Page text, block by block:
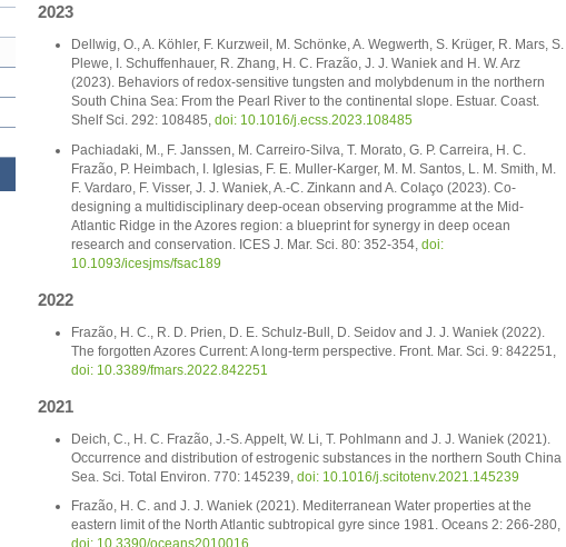
2023
Dellwig, O., A. Köhler, F. Kurzweil, M. Schönke, A. Wegwerth, S. Krüger, R. Mars, S.
Plewe, I. Schuffenhauer, R. Zhang, H. C. Frazão, J. J. Waniek and H. W. Arz
(2023). Behaviors of redox-sensitive tungsten and molybdenum in the northern
South China Sea: From the Pearl River to the continental slope. Estuar. Coast.
Shelf Sci. 292: 108485, doi: 10.1016/j.ecss.2023.108485
Pachiadaki, M., F. Janssen, M. Carreiro-Silva, T. Morato, G. P. Carreira, H. C.
Frazão, P. Heimbach, I. Iglesias, F. E. Muller-Karger, M. M. Santos, L. M. Smith, M.
F. Vardaro, F. Visser, J. J. Waniek, A.-C. Zinkann and A. Colaço (2023). Co-
designing a multidisciplinary deep-ocean observing programme at the Mid-
Atlantic Ridge in the Azores region: a blueprint for synergy in deep ocean
research and conservation. ICES J. Mar. Sci. 80: 352-354, doi:
10.1093/icesjms/fsac189
2022
Frazão, H. C., R. D. Prien, D. E. Schulz-Bull, D. Seidov and J. J. Waniek (2022).
The forgotten Azores Current: A long-term perspective. Front. Mar. Sci. 9: 842251,
doi: 10.3389/fmars.2022.842251
2021
Deich, C., H. C. Frazão, J.-S. Appelt, W. Li, T. Pohlmann and J. J. Waniek (2021).
Occurrence and distribution of estrogenic substances in the northern South China
Sea. Sci. Total Environ. 770: 145239, doi: 10.1016/j.scitotenv.2021.145239
Frazão, H. C. and J. J. Waniek (2021). Mediterranean Water properties at the
eastern limit of the North Atlantic subtropical gyre since 1981. Oceans 2: 266-280,